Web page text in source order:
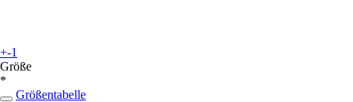
+-1
Größe
*
Größentabelle